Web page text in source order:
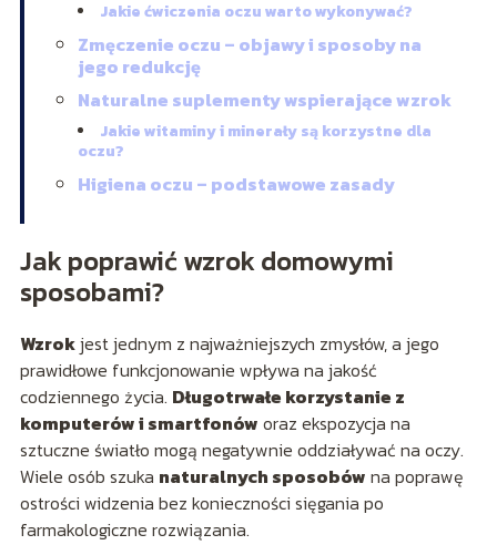
Jakie ćwiczenia oczu warto wykonywać?
Zmęczenie oczu – objawy i sposoby na
jego redukcję
Naturalne suplementy wspierające wzrok
Jakie witaminy i minerały są korzystne dla
oczu?
Higiena oczu – podstawowe zasady
Jak poprawić wzrok domowymi
sposobami?
Wzrokjest jednym z najważniejszych zmysłów, a jego
prawidłowe funkcjonowanie wpływa na jakość
codziennego życia. Długotrwałe korzystanie z
komputerów i smartfonów oraz ekspozycja na
sztuczne światło mogą negatywnie oddziaływać na oczy.
Wiele osób szuka naturalnych sposobów na poprawę
ostrości widzenia bez konieczności sięgania po
farmakologiczne rozwiązania.